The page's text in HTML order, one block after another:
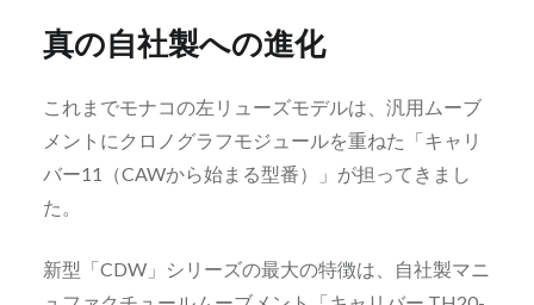
真の自社製への進化
これまでモナコの左リューズモデルは、汎用ムーブ
メントにクロノグラフモジュールを重ねた「キャリ
バー11（CAWから始まる型番）」が担ってきまし
た。
新型「CDW」シリーズの最大の特徴は、自社製マニ